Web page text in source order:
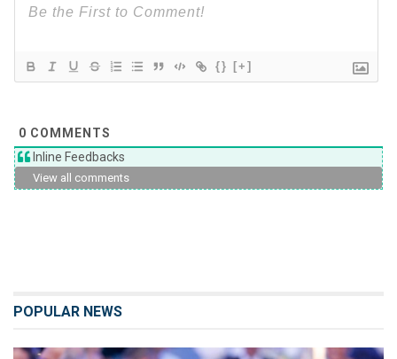
{} [+]
0 COMMENTS
Inline Feedbacks
View all comments
POPULAR NEWS